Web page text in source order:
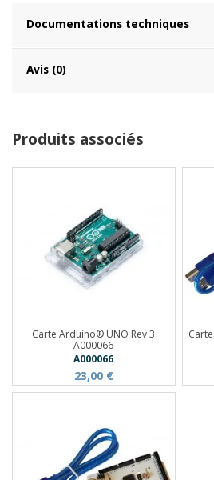
Documentations techniques
Avis (0)
Produits associés
Carte Arduino® UNO Rev 3
A000066
A000066
23,00 €